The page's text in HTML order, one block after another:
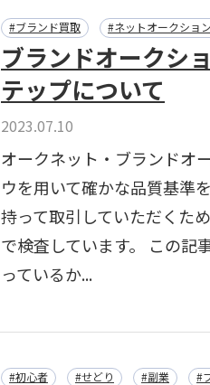
#ブランド買取 #ネットオークション
ブランドオークシ
テップについて
2023.07.10
オークネット・ブランドオ
ウを用いて確かな品質基準
持って取引していただくた
で検査しています。 この記
っているか...
#初心者 #せどり #副業 #